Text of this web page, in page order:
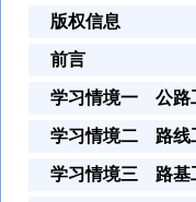
版权信息
前言
学习情境一 公路
学习情境二 路线
学习情境三 路基